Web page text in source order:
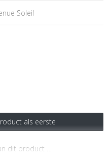
soleil
als eerste
dit product …